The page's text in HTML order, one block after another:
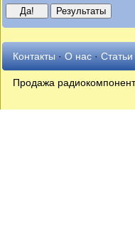
Контакты·О нас·Статьи
Продажа